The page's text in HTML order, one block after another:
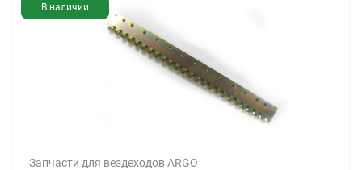
В наличии
Запчасти для вездеходов ARGO